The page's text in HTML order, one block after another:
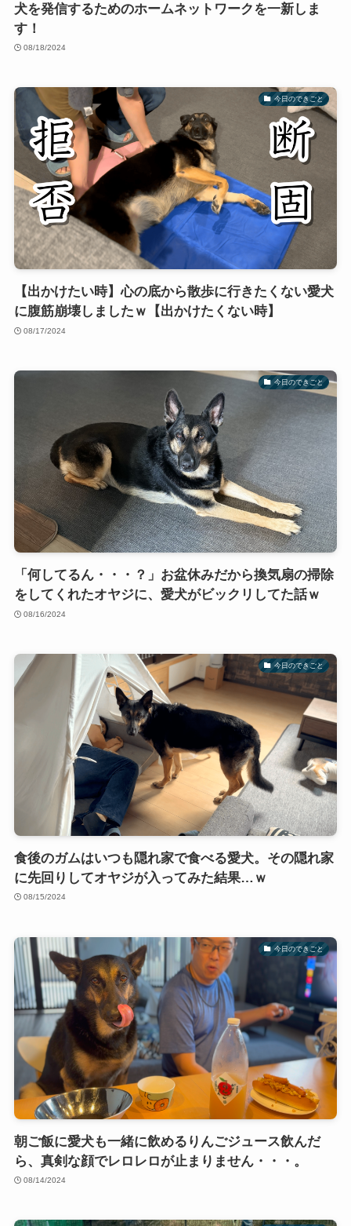
犬を発信するためのホームネットワークを一新しま
す！
08/18/2024
今日のできごと
【出かけたい時】心の底から散歩に行きたくない愛犬
に腹筋崩壊しましたｗ【出かけたくない時】
08/17/2024
今日のできごと
「何してるん・・・？」お盆休みだから換気扇の掃除
をしてくれたオヤジに、愛犬がビックリしてた話ｗ
08/16/2024
今日のできごと
食後のガムはいつも隠れ家で食べる愛犬。その隠れ家
に先回りしてオヤジが入ってみた結果…ｗ
08/15/2024
今日のできごと
朝ご飯に愛犬も一緒に飲めるりんごジュース飲んだ
ら、真剣な顔でレロレロが止まりません・・・。
08/14/2024